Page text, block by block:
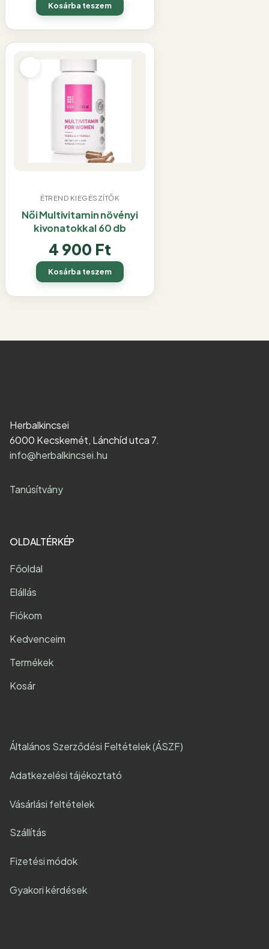
Kosárba teszem
ÉTREND KIEGÉSZÍTŐK
Női Multivitamin növényi
kivonatokkal 60 db
4 900 Ft
Kosárba teszem
Herbalkincsei
6000 Kecskemét, Lánchíd utca 7.
info@herbalkincsei.hu
Tanúsítvány
OLDALTÉRKÉP
Főoldal
Elállás
Fiókom
Kedvenceim
Termékek
Kosár
Általános Szerződési Feltételek (ÁSZF)
Adatkezelési tájékoztató
Vásárlási feltételek
Szállítás
Fizetési módok
Gyakori kérdések